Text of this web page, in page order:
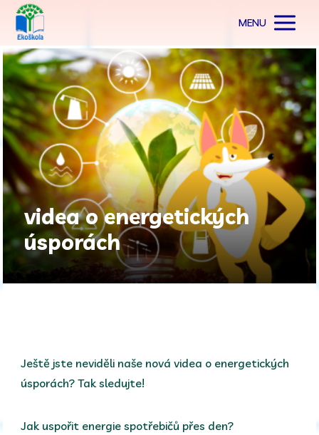
MENU
videa o energetických
úsporách
Ještě jste neviděli naše nová videa o energetických
úsporách? Tak sledujte!
Jak uspořit energie spotřebičů přes den?